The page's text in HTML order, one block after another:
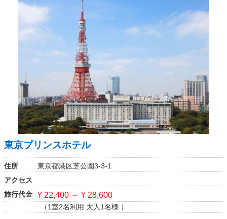
東京プリンスホテル
住所
東京都港区芝公園3-3-1
アクセス
旅行代金
¥ 22,400 ～ ¥ 28,600
（1室2名利用 大人1名様 ）